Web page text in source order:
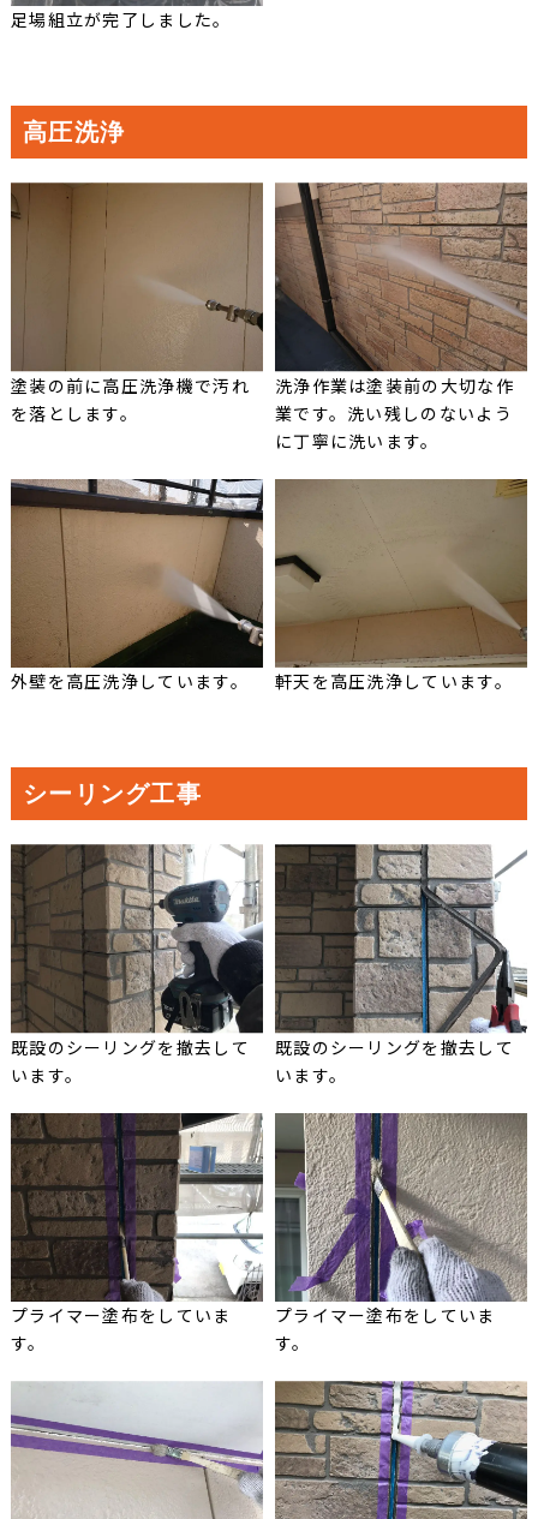
足場組立が完了しました。
高圧洗浄
塗装の前に高圧洗浄機で汚れ
を落とします。
洗浄作業は塗装前の大切な作
業です。洗い残しのないよう
に丁寧に洗います。
外壁を高圧洗浄しています。 軒天を高圧洗浄しています。
シーリング工事
既設のシーリングを撤去して
います。
既設のシーリングを撤去して
います。
プライマー塗布をしていま
す。
プライマー塗布をしていま
す。